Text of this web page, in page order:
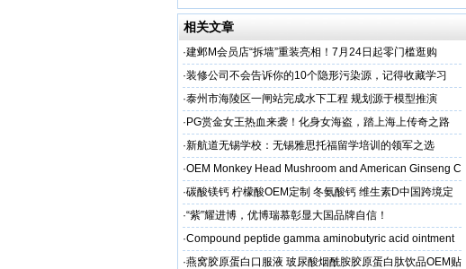
相关文章
·建邺M会员店“拆墙”重装亮相！7月24日起零门槛逛购
·装修公司不会告诉你的10个隐形污染源，记得收藏学习
·泰州市海陵区一闸站完成水下工程 规划源于模型推演
· PG赏金女王热血来袭！化身女海盗，踏上海上传奇之路
·新航道无锡学校：无锡雅思托福留学培训的领军之选
·OEM Monkey Head Mushroom and American Ginseng C
aps
·碳酸镁钙 柠檬酸OEM定制 冬氨酸钙 维生素D中国跨境定
制
·“紫”耀进博，优博瑞慕彰显大国品牌自信！
·Compound peptide gamma aminobutyric acid ointment
·燕窝胶原蛋白口服液 玻尿酸烟酰胺胶原蛋白肽饮品OEM贴